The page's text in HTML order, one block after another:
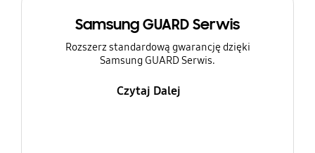
Samsung GUARD Serwis
Rozszerz standardową gwarancję dzięki
Samsung GUARD Serwis.
Czytaj Dalej